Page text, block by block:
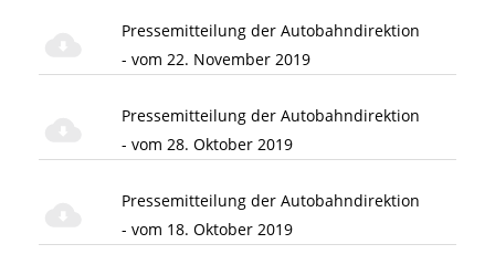
Pressemitteilung der Autobahndirektion
- vom 22. November 2019
Pressemitteilung der Autobahndirektion
- vom 28. Oktober 2019
Pressemitteilung der Autobahndirektion
- vom 18. Oktober 2019